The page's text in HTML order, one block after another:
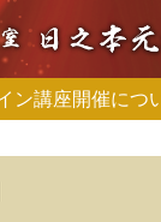
ン講座開催につ